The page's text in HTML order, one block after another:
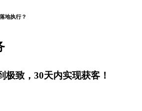
地执行？
极致，30天内实现获客！